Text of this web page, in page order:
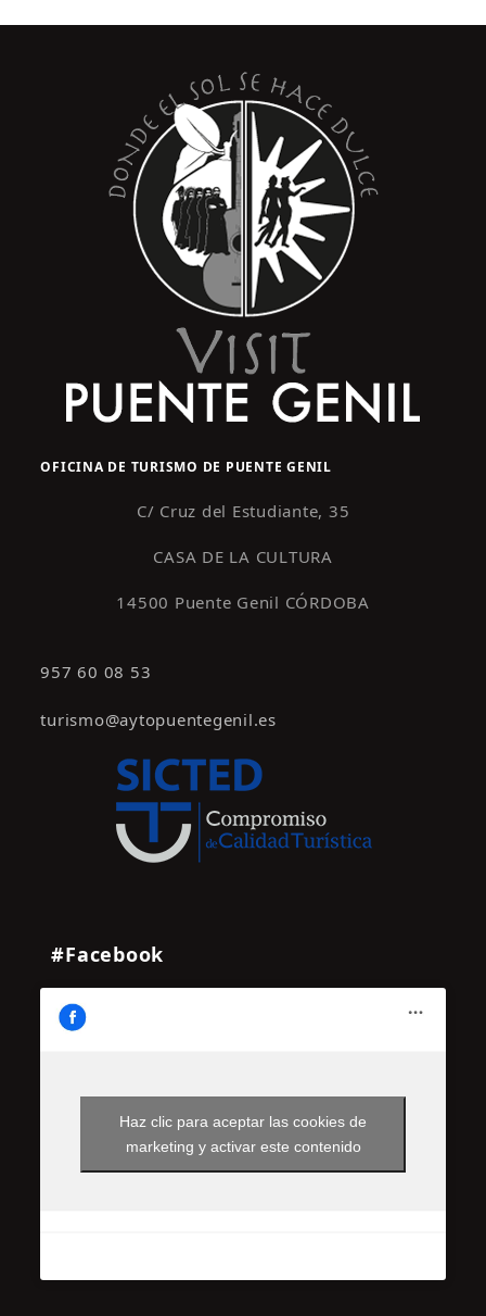
OFICINA DE TURISMO DE PUENTE GENIL
C/ Cruz del Estudiante, 35
CASA DE LA CULTURA
14500 Puente Genil CÓRDOBA
957 60 08 53
turismo@aytopuentegenil.es
#Facebook
Haz clic para aceptar las cookies de
marketing y activar este contenido